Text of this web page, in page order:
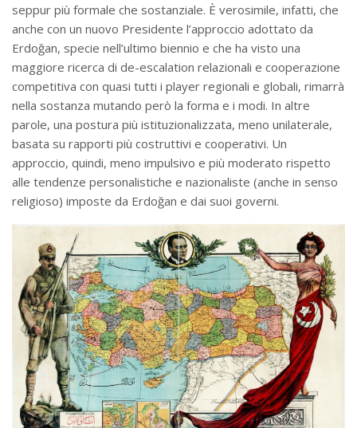
seppur più formale che sostanziale. È verosimile, infatti, che
anche con un nuovo Presidente l’approccio adottato da
Erdoğan, specie nell’ultimo biennio e che ha visto una
maggiore ricerca di de-escalation relazionali e cooperazione
competitiva con quasi tutti i player regionali e globali, rimarrà
nella sostanza mutando però la forma e i modi. In altre
parole, una postura più istituzionalizzata, meno unilaterale,
basata su rapporti più costruttivi e cooperativi. Un
approccio, quindi, meno impulsivo e più moderato rispetto
alle tendenze personalistiche e nazionaliste (anche in senso
religioso) imposte da Erdoğan e dai suoi governi.